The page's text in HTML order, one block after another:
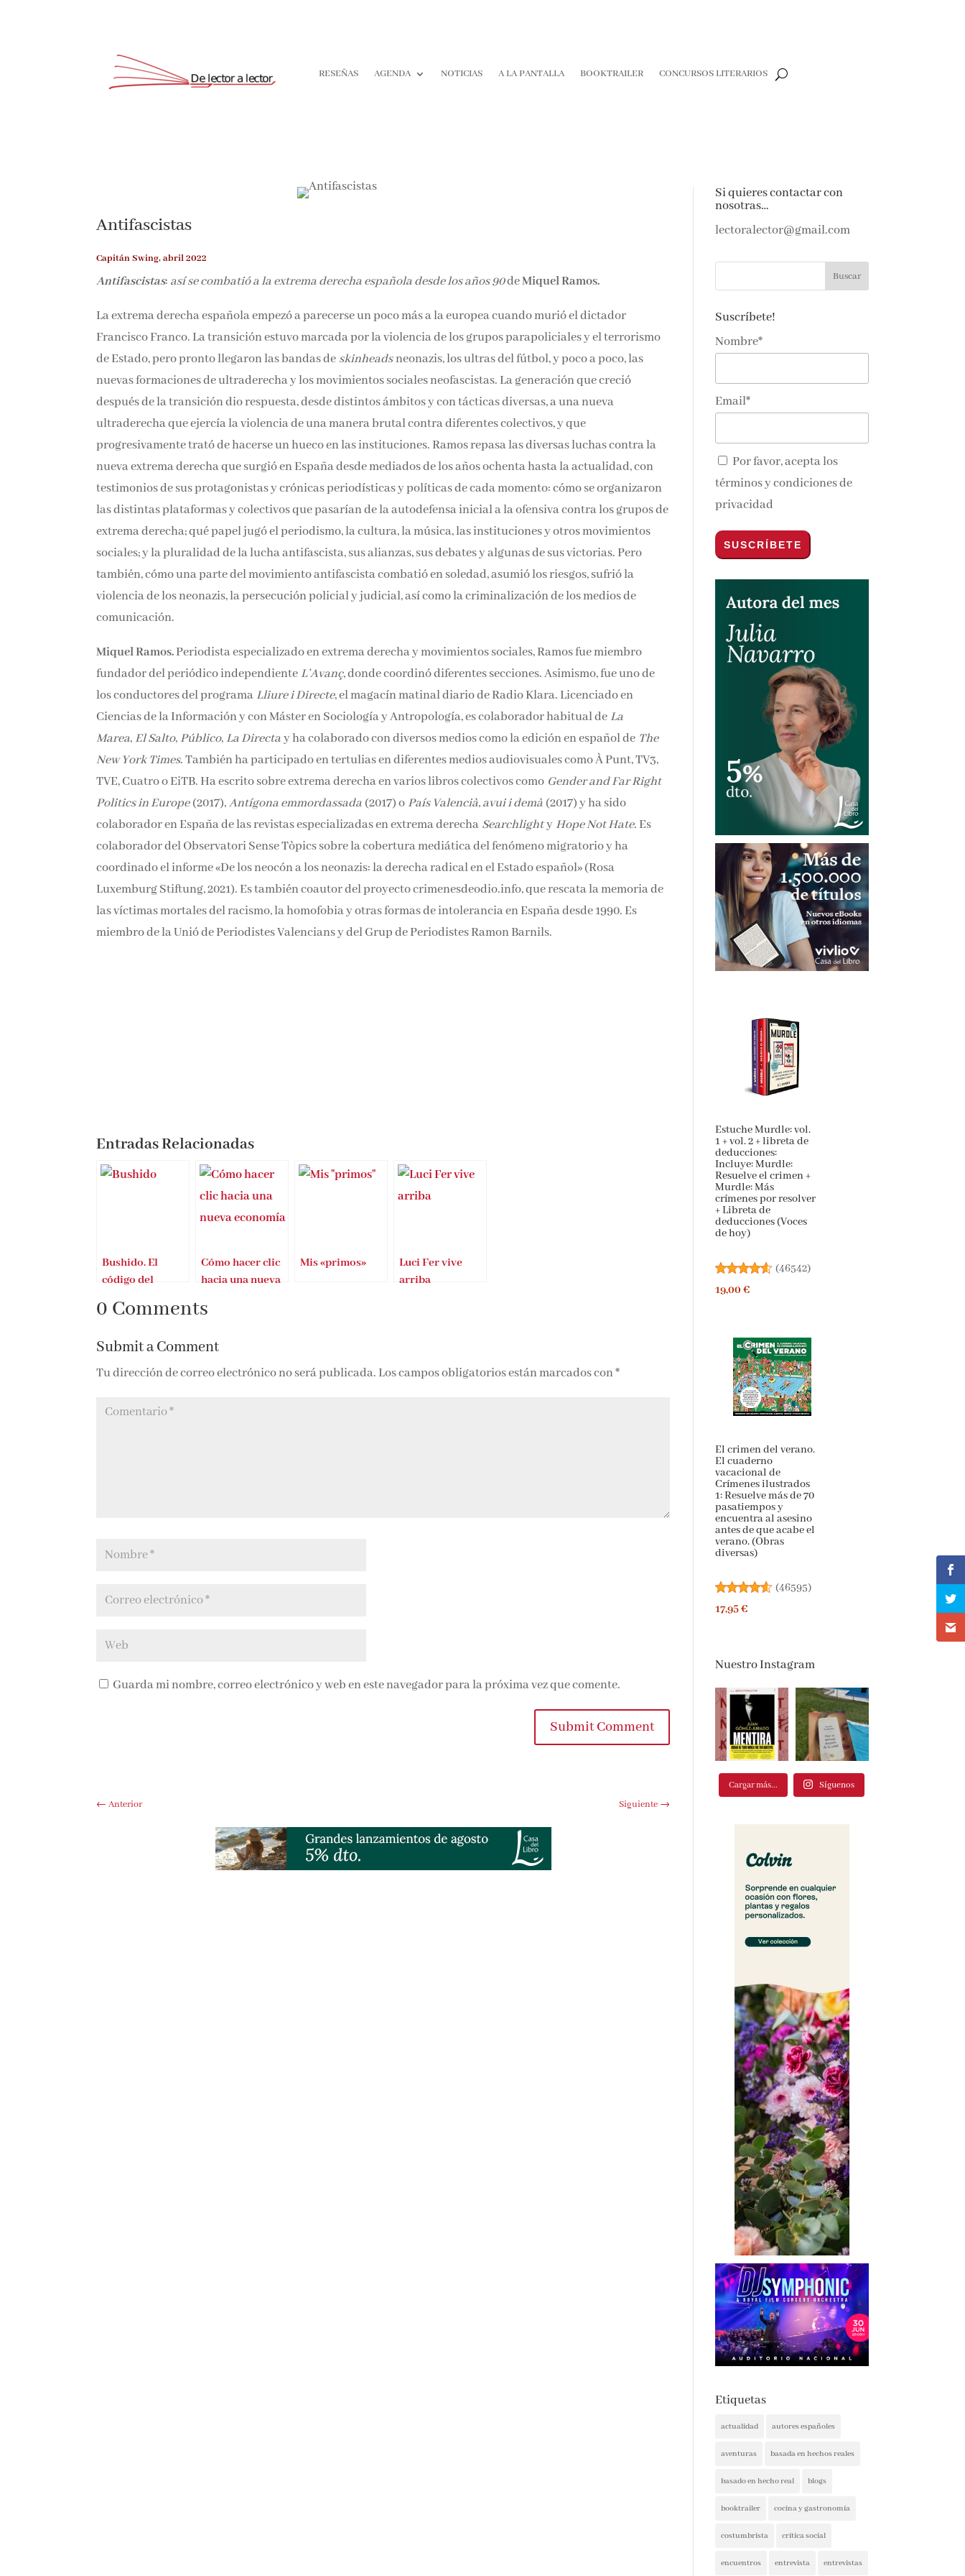
RESEÑAS AGENDA NOTICIAS A LA PANTALLA BOOKTRAILER CONCURSOS LITERARIOS
Antifascistas
CapitánSwing, abril 2022
Antifascistas: así se combatió a la extrema derecha española desde los años 90deMiquel Ramos.
La extrema derecha española empezó a parecerse un poco más a la europea cuando murió el dictador
Francisco Franco. La transición estuvo marcada por la violencia de los grupos parapoliciales y el terrorismo
de Estado, pero pronto llegaron las bandas de skinheadsneonazis, los ultras del fútbol, y poco a poco, las
nuevas formaciones de ultraderecha y los movimientos sociales neofascistas. La generación que creció
después de la transición dio respuesta, desde distintos ámbitos y con tácticas diversas, a una nueva
ultraderecha que ejercía la violencia de una manera brutal contra diferentes colectivos, y que
progresivamente trató de hacerse un hueco en las instituciones. Ramos repasa las diversas luchas contra la
nueva extrema derecha que surgió en España desde mediados de los años ochenta hasta la actualidad, con
testimonios de sus protagonistas y crónicas periodísticas y políticas de cada momento: cómo se organizaron
las distintas plataformas y colectivos que pasarían de la autodefensa inicial a la ofensiva contra los grupos de
extrema derecha; qué papel jugó el periodismo, la cultura, la música, las instituciones y otros movimientos
sociales; y la pluralidad de la lucha antifascista, sus alianzas, sus debates y algunas de sus victorias. Pero
también, cómo una parte del movimiento antifascista combatió en soledad, asumió los riesgos, sufrió la
violencia de los neonazis, la persecución policial y judicial, así como la criminalización de los medios de
comunicación.
Miquel Ramos.Periodista especializado en extrema derecha y movimientos sociales, Ramos fue miembro
fundador del periódico independiente L’Avanç, donde coordinó diferentes secciones. Asimismo, fue uno de
los conductores del programa Lliure i Directe, el magacín matinal diario de Radio Klara. Licenciado en
Ciencias de la Información y con Máster en Sociología y Antropología, es colaborador habitual de La
Marea, El Salto, Público, La Directay ha colaborado con diversos medios como la edición en español de The
New York Times. También ha participado en tertulias en diferentes medios audiovisuales como À Punt, TV3,
TVE, Cuatro o EiTB. Ha escrito sobre extrema derecha en varios libros colectivos como Gender and Far Right
Politics in Europe(2017),Antígona emmordassada (2017) o País Valencià, avui i demà (2017) y ha sido
colaborador en España de las revistas especializadas en extrema derecha Searchlighty Hope Not Hate. Es
colaborador del Observatori Sense Tòpics sobre la cobertura mediática del fenómeno migratorio y ha
coordinado el informe «De los neocón a los neonazis: la derecha radical en el Estado español» (Rosa
Luxemburg Stiftung, 2021). Es también coautor del proyecto crimenesdeodio.info, que rescata la memoria de
las víctimas mortales del racismo, la homofobia y otras formas de intolerancia en España desde 1990. Es
miembro de la Unió de Periodistes Valencians y del Grup de Periodistes Ramon Barnils.
Entradas Relacionadas
Bushido. El
código del
Cómo hacer clic
hacia una nueva
Mis «primos»
Luci Fer vive
arriba
0 Comments
Submit a Comment
Tu dirección de correo electrónico no será publicada. Los campos obligatorios están marcados con*
Guarda mi nombre, correo electrónico y web en este navegador para la próxima vez que comente.
Submit Comment
←Anterior Siguiente→
Si quieres contactar con
nosotras…
lectoralector@gmail.com
Suscríbete!
Nombre*
Email*
Por favor, acepta los
términos y condiciones de
privacidad
Estuche Murdle: vol.
1 + vol. 2 + libreta de
deducciones:
Incluye: Murdle:
Resuelve el crimen +
Murdle: Más
crímenes por resolver
+ Libreta de
deducciones (Voces
de hoy)
(46542)
19,00 €
El crimen del verano.
El cuaderno
vacacional de
Crímenes ilustrados
1: Resuelve más de 70
pasatiempos y
encuentra al asesino
antes de que acabe el
verano. (Obras
diversas)
(46595)
17,95 €
Nuestro Instagram
Cargar más... Síguenos
Etiquetas
actualidad autores españoles
aventuras basada en hechos reales
basado en hecho real blogs
booktrailer cocina y gastronomía
costumbrista crítica social
encuentros entrevista entrevistas